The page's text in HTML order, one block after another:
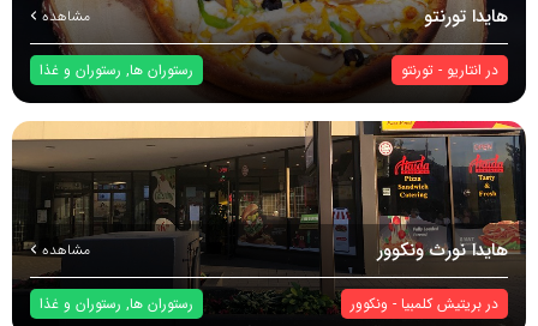
هایدا تورنتو مشاهده
در انتاریو - تورنتو رستوران ها, رستوران و غذا
هایدا نورث ونکوور مشاهده
در بریتیش کلمبیا - ونکوور رستوران ها, رستوران و غذا